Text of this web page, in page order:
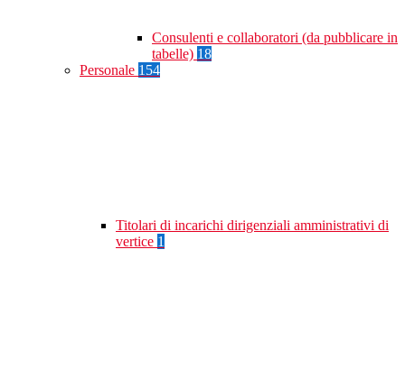
Consulenti e collaboratori (da pubblicare in
tabelle) 18
Personale 154
Titolari di incarichi dirigenziali amministrativi di
vertice 1